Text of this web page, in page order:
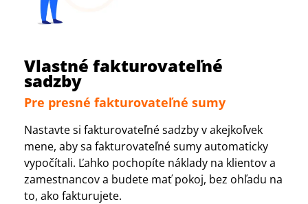
Vlastné fakturovateľné
sadzby
Pre presné fakturovateľné sumy
Nastavte si fakturovateľné sadzby v akejkoľvek
mene, aby sa fakturovateľné sumy automaticky
vypočítali. Ľahko pochopíte náklady na klientov a
zamestnancov a budete mať pokoj, bez ohľadu na
to, ako fakturujete.